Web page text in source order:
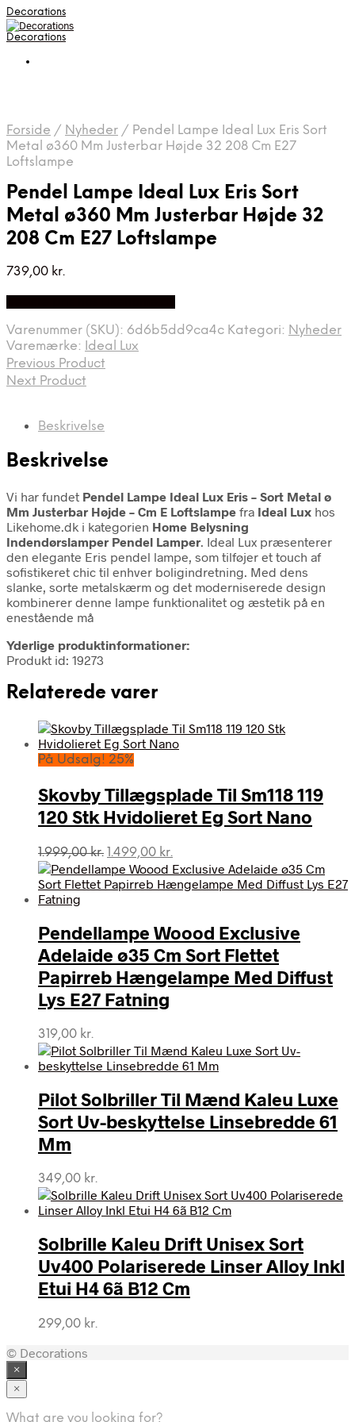
Decorations
Decorations
Forside / Nyheder / Pendel Lampe Ideal Lux Eris Sort
Metal ø360 Mm Justerbar Højde 32 208 Cm E27
Loftslampe
Pendel Lampe Ideal Lux Eris Sort
Metal ø360 Mm Justerbar Højde 32
208 Cm E27 Loftslampe
739,00 kr.
Varenummer (SKU): 6d6b5dd9ca4c Kategori: Nyheder
Varemærke: Ideal Lux
Previous Product
Next Product
Beskrivelse
Beskrivelse
Vi har fundet Pendel Lampe Ideal Lux Eris – Sort Metal ø
Mm Justerbar Højde – Cm E Loftslampe fra Ideal Lux hos
Likehome.dk i kategorien Home Belysning
Indendørslamper Pendel Lamper. Ideal Lux præsenterer
den elegante Eris pendel lampe, som tilføjer et touch af
sofistikeret chic til enhver boligindretning. Med dens
slanke, sorte metalskærm og det moderniserede design
kombinerer denne lampe funktionalitet og æstetik på en
enestående må
Yderlige produktinformationer:
Produkt id: 19273
Relaterede varer
På Udsalg! 25%
Skovby Tillægsplade Til Sm118 119
120 Stk Hvidolieret Eg Sort Nano
1.999,00kr. Den
oprindelige
pris
1.499,00 kr.
aktuelle
pris
Pendellampe Woood Exclusive
Adelaide ø35 Cm Sort Flettet
Papirreb Hængelampe Med Diffust
Lys E27 Fatning
319,00 kr.
Pilot Solbriller Til Mænd Kaleu Luxe
Sort Uv-beskyttelse Linsebredde 61
Mm
349,00 kr.
Solbrille Kaleu Drift Unisex Sort
Uv400 Polariserede Linser Alloy Inkl
Etui H4 6ã B12 Cm
299,00 kr.
© Decorations
×
×
What are you looking for?